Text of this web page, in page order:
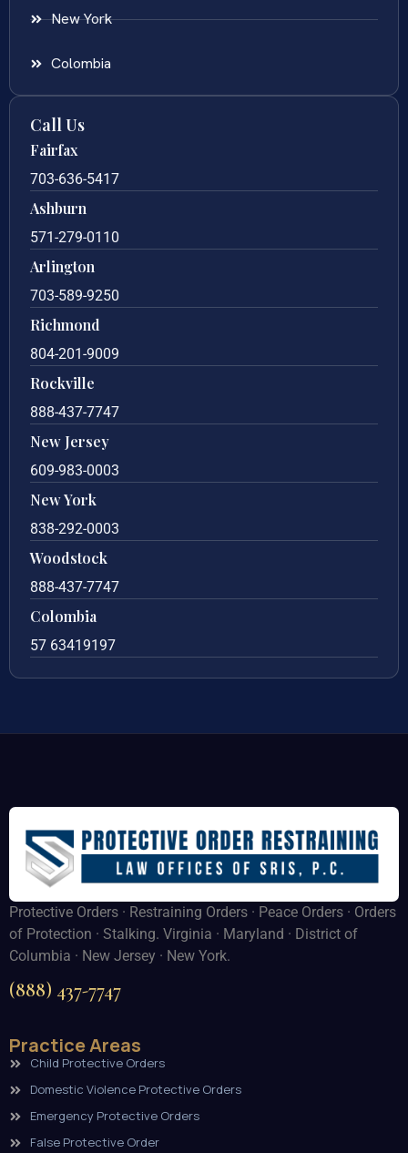
New York
Colombia
Call Us
Fairfax
703-636-5417
Ashburn
571-279-0110
Arlington
703-589-9250
Richmond
804-201-9009
Rockville
888-437-7747
New Jersey
609-983-0003
New York
838-292-0003
Woodstock
888-437-7747
Colombia
57 63419197
Protective Orders · Restraining Orders · Peace Orders · Orders
of Protection · Stalking. Virginia · Maryland · District of
Columbia · New Jersey · New York.
(888) 437-7747
Practice Areas
Child Protective Orders
Domestic Violence Protective Orders
Emergency Protective Orders
False Protective Order